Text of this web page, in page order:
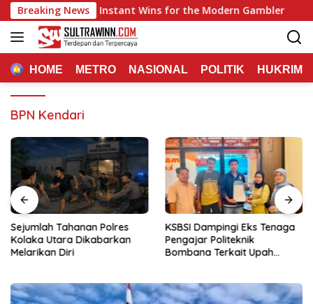
Langsung
ke
konten
Breaking News
Play and Instant Wins for the Modern Gambler
HOME METRO NASIONAL POLITIK HUKRIM
BPN Kendari
Sejumlah Tahanan Polres
Kolaka Utara Dikabarkan
Melarikan Diri
KSBSI Dampingi Eks Tenaga
Pengajar Politeknik
Bombana Terkait Upah